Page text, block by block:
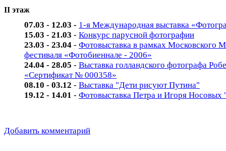
II этаж
07.03 - 12.03 - 1-я Международная выставка
15.03 - 21.03 - Конкурс парусной фотографии
23.03 - 23.04 - Фотовыставка в рамках Московского
фестиваля «Фотобиеннале - 2006»
24.04 - 28.05 - Выставка голландского фотографа
«Сертификат № 000358»
08.10 - 03.12 - Выставка "Дети рисуют Путина"
19.12 - 14.01 - Фотовыставка Петра и Игоря Носовых
Добавить комментарий